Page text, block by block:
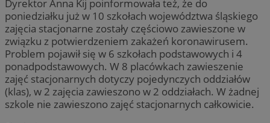
Dyrektor Anna Kij poinformowała też, że do
poniedziałku już w 10 szkołach województwa śląskiego
zajęcia stacjonarne zostały częściowo zawieszone w
związku z potwierdzeniem zakażeń koronawirusem.
Problem pojawił się w 6 szkołach podstawowych i 4
ponadpodstawowych. W 8 placówkach zawieszenie
zajęć stacjonarnych dotyczy pojedynczych oddziałów
(klas), w 2 zajęcia zawieszono w 2 oddziałach. W żadnej
szkole nie zawieszono zajęć stacjonarnych całkowicie.